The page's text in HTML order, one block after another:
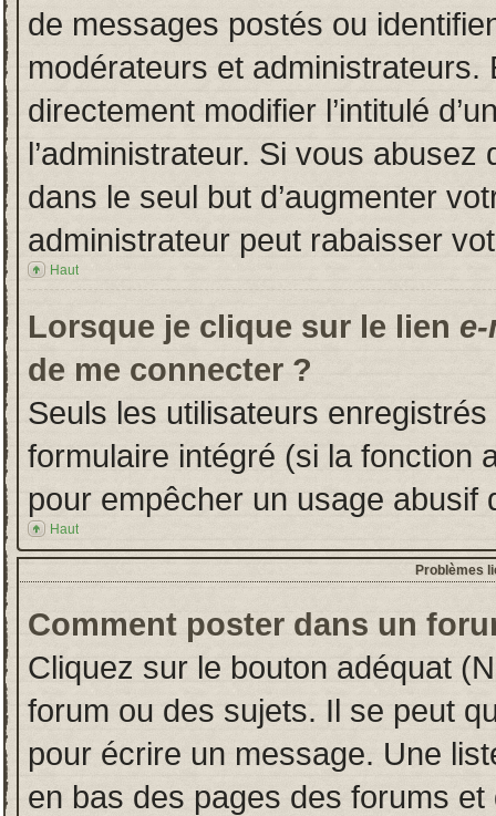
de messages postés ou
modérateurs et
directement modifier l’intitulé
l’administrateur. Si vous
dans le seul but d’augmenter
administrateur peut rabaisser
Haut
Lorsque je clique sur le lien
de me connecter ?
Seuls les utilisateurs
formulaire intégré (si la fonction
pour empêcher un usage abusif
Haut
Problèmes
Comment poster dans un
Cliquez sur le bouton adéquat
forum ou des sujets. Il se peut
pour écrire un message. Une
en bas des pages des forums